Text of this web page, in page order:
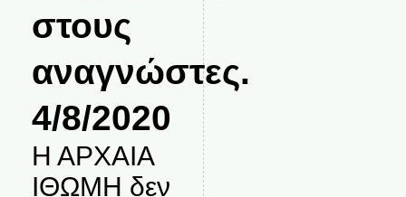
στους
αναγνώστες.
4/8/2020
Η ΑΡΧΑΙΑ
ΙΘΩΜΗ δεν